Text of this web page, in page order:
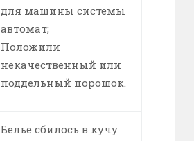
для машины системы
автомат;
Положили
некачественный или
поддельный порошок.
Белье сбилось в кучу